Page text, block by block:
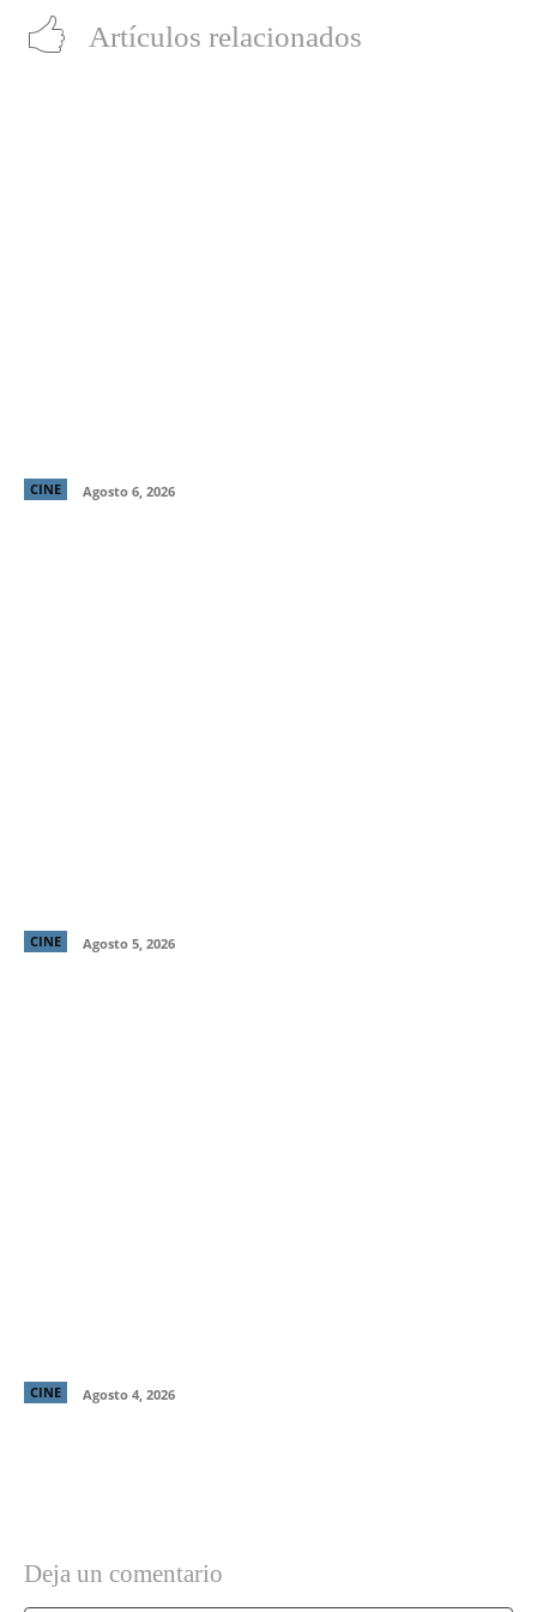
Artículos relacionados
CINE Agosto 6, 2026
CINE Agosto 5, 2026
CINE Agosto 4, 2026
Deja un comentario